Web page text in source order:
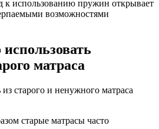
к использованию пружин открывает
возможностями
матраса
старые матрасы часто